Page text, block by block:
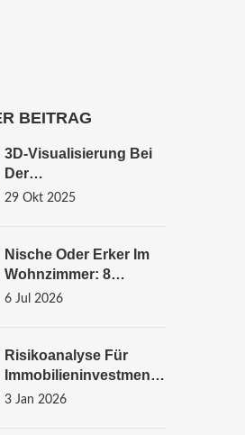
BEITRAG
3D-Visualisierung Bei
Der
Renovierungsplanung
Echte Beispiele
29 Okt 2025
Nische Oder Erker Im
Wohnzimmer: 8
Platzsparende
6 Jul 2026
Risikoanalyse Für
Immobilieninvestments
: Markt, Objekt, Mieter -
3 Jan 2026